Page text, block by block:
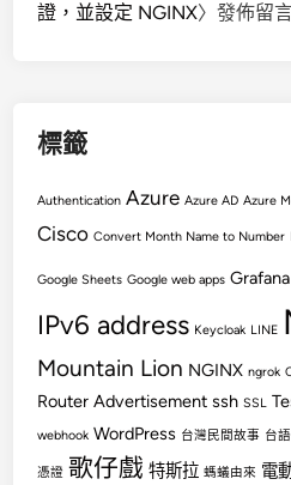
證，並設定 NGINX〉發佈留
標籤
Authentication Azure Azure AD Azure
Cisco Convert Month Name to Number
Google Sheets Google web apps Grafana
IPv6 address Keycloak LINE
Mountain Lion NGINX ngrok
Router Advertisement ssh SSL
webhook WordPress 台灣民間故事 台語
憑證 歌仔戲 特斯拉 螞蟻由來 電